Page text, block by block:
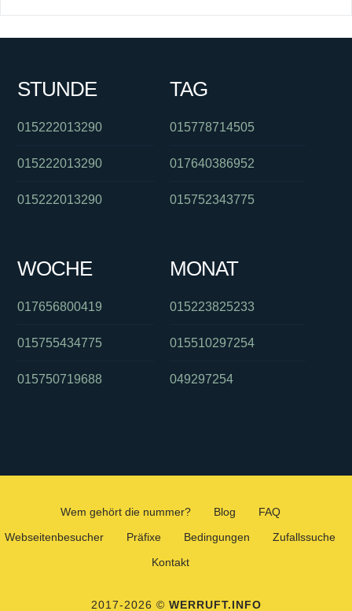
STUNDE
015222013290
015222013290
015222013290
TAG
015778714505
017640386952
015752343775
WOCHE
017656800419
015755434775
015750719688
MONAT
015223825233
015510297254
049297254
Wem gehört die nummer? Blog
FAQ
Webseitenbesucher
Präfixe Bedingungen
Zufallssuche
Kontakt
2017-2026 © WERRUFT.INFO